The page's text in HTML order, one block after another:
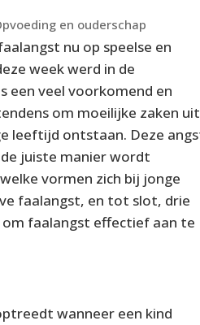
en ouderschap
nu op speelse en
week werd in de
een veel voorkomend en
om moeilijke zaken uit
leeftijd ontstaan. Deze
juiste manier wordt
vormen zich bij jonge
faalangst, en tot slot, drie
om faalangst effectief aan te
wanneer een kind